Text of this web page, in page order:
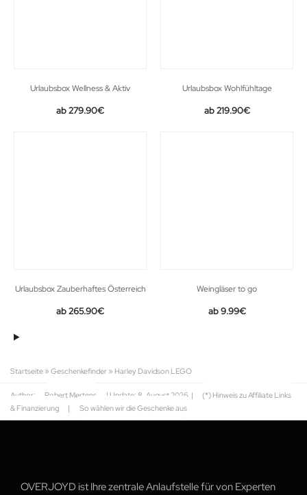
Urlaubsbox Wellness & Aktiv
279.90€
Urlaubsbox Wohlfühltage
219.90€
Urlaubsbox Zauberhaftes Österreich
265.90€
Weingläser to go
9.99€
Startseite » Geschenkefinder » Harley Davidson LEGO
Author: Robert Mertens | Update: 8. August 2026 |
(*) Hinweis zu Affiliate Links
& Finanzierung
| So wählen wir die Geschenke aus
OVERJOYD ist Ihre zentrale Anlaufstelle für von Experten